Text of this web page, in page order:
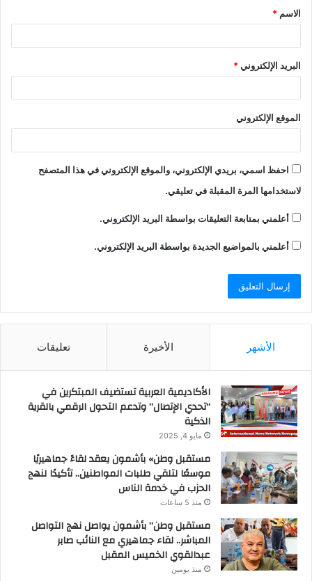
الاسم *
البريد الإلكتروني*
الموقع الإلكتروني
احفظ اسمي، بريدي الإلكتروني، والموقع الإلكتروني في هذا المتصفح
لاستخدامها المرة المقبلة في تعليقي.
أعلمني بمتابعة التعليقات بواسطة البريد الإلكتروني.
أعلمني بالمواضيع الجديدة بواسطة البريد الإلكتروني.
الأشهر الأخيرة تعليقات
الأكاديمية العربية تستضيف المبتكرين في
“تحدي الإتصال” وتدعم التحول الرقمي بالقرية
الذكية
مايو 4, 2025
مستقبل وطن» بأشمون يعقد لقاءً جماهيريًا
موسعًا لتلقي طلبات المواطنين.. تأكيدًا لنهج
الحزب في خدمة الناس
منذ 5 ساعات
مستقبل وطن” بأشمون يواصل نهج التواصل
المباشر.. لقاء جماهيري مع النائب صابر
عبدالقوي الخميس المقبل
منذ يومين